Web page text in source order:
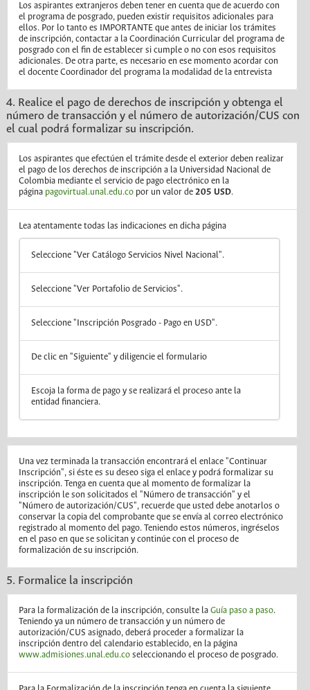
Los aspirantes extranjeros deben tener en cuenta que de acuerdo con
el programa de posgrado, pueden existir requisitos adicionales para
ellos. Por lo tanto es IMPORTANTE que antes de iniciar los trámites
de inscripción, contactar a la Coordinación Curricular del programa de
posgrado con el fin de establecer si cumple o no con esos requisitos
adicionales. De otra parte, es necesario en ese momento acordar con
el docente Coordinador del programa la modalidad de la entrevista
4. Realice el pago de derechos de inscripción y obtenga el
número de transacción y el número de autorización/CUS con
el cual podrá formalizar su inscripción.
Los aspirantes que efectúen el trámite desde el exterior deben realizar
el pago de los derechos de inscripción a la Universidad Nacional de
Colombia mediante el servicio de pago electrónico en la
página pagovirtual.unal.edu.copor un valor de 205 USD.
Lea atentamente todas las indicaciones en dicha página
Seleccione "Ver Catálogo Servicios Nivel Nacional".
Seleccione "Ver Portafolio de Servicios".
Seleccione "Inscripción Posgrado - Pago en USD".
De clic en "Siguiente" y diligencie el formulario
Escoja la forma de pago y se realizará el proceso ante la
entidad financiera.
Una vez terminada la transacción encontrará el enlace "Continuar
Inscripción", si éste es su deseo siga el enlace y podrá formalizar su
inscripción. Tenga en cuenta que al momento de formalizar la
inscripción le son solicitados el "Número de transacción" y el
"Número de autorización/CUS", recuerde que usted debe anotarlos o
conservar la copia del comprobante que se envía al correo electrónico
registrado al momento del pago. Teniendo estos números, ingréselos
en el paso en que se solicitan y continúe con el proceso de
formalización de su inscripción.
5. Formalice la inscripción
Para la formalización de la inscripción, consulte la Guía paso a paso.
Teniendo ya un número de transacción y un número de
autorización/CUS asignado, deberá proceder a formalizar la
inscripción dentro del calendario establecido, en la página
www.admisiones.unal.edu.coseleccionando el proceso de posgrado.